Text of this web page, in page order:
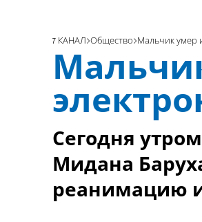
7 КАНАЛ Общество Мальчик умер
Сегодня
Мидана
реанимацию